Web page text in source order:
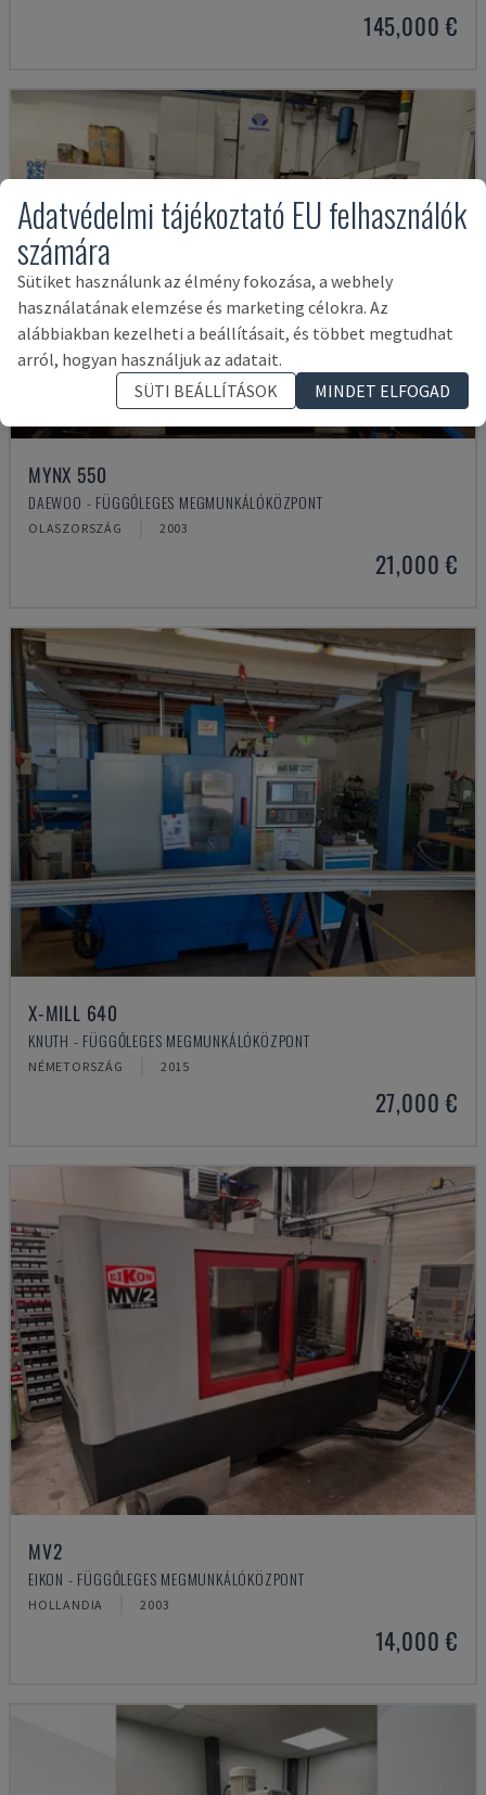
145,000 €
MYNX 550
DAEWOO - FÜGGŐLEGES MEGMUNKÁLÓKÖZPONT
OLASZORSZÁG 2003
21,000 €
X-MILL 640
KNUTH - FÜGGŐLEGES MEGMUNKÁLÓKÖZPONT
NÉMETORSZÁG 2015
27,000 €
MV2
EIKON - FÜGGŐLEGES MEGMUNKÁLÓKÖZPONT
HOLLANDIA 2003
14,000 €
Adatvédelmi tájékoztató EU felhasználók
számára
Sütiket használunk az élmény fokozása, a webhely
használatának elemzése és marketing célokra. Az
alábbiakban kezelheti a beállításait, és többet megtudhat
arról, hogyan használjuk az adatait.
SÜTI BEÁLLÍTÁSOK
MINDET ELFOGAD